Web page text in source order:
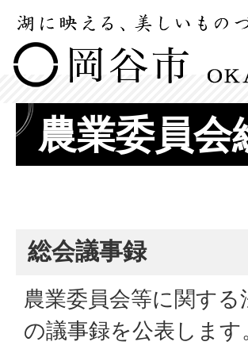
農業委員会
総会議事録
農業委員会等に関す
の議事録を公表します